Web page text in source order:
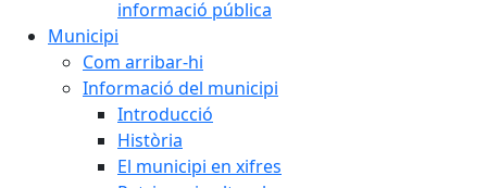
informació pública
Municipi
Com arribar-hi
Informació del municipi
Introducció
Història
El municipi en xifres